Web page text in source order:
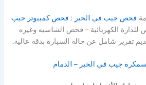
فحص جيب في الخبر : فحص كمبيوتر جيب
الكهربائية – فحص الشاسيه وغيره
تقرير شامل عن حالة السيارة بدقة عالية.
جيب في الخبر – الدمام